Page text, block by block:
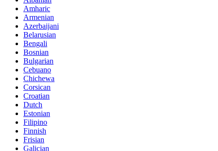
Amharic
Armenian
Azerbaijani
Belarusian
Bengali
Bosnian
Bulgarian
Cebuano
Chichewa
Corsican
Croatian
Dutch
Estonian
Filipino
Finnish
Frisian
Galician